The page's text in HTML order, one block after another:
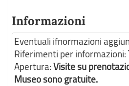
Informazioni
Eventuali ifnormazioni
Riferimenti per informazioni:
Apertura:Visite su
Museo sono gratuite.